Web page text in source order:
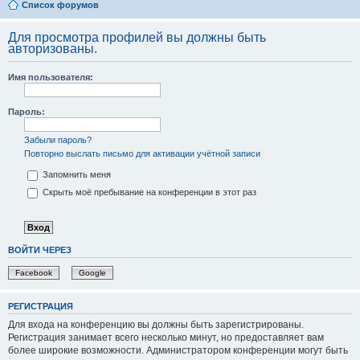
Список форумов
Для просмотра профилей вы должны быть
авторизованы.
Имя пользователя:
Пароль:
Забыли пароль?
Повторно выслать письмо для активации учётной записи
Запомнить меня
Скрыть моё пребывание на конференции в этот раз
ВОЙТИ ЧЕРЕЗ
Facebook Google
РЕГИСТРАЦИЯ
Для входа на конференцию вы должны быть зарегистрированы.
Регистрация занимает всего несколько минут, но предоставляет вам
более широкие возможности. Администратором конференции могут быть